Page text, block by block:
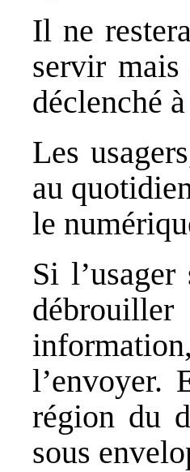
Il ne
servir
déclenché
Les
au
le
Si
l’envoyer.
région du
sous